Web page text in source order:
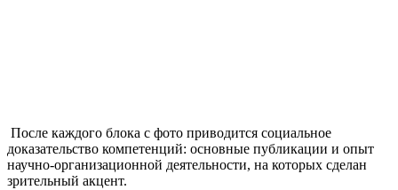
После каждого блока с фото приводится социальное
доказательство компетенций: основные публикации и опыт
научно-организационной деятельности, на которых сделан
зрительный акцент.